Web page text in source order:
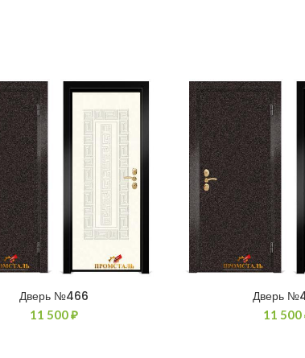
Дверь №466
11 500₽
Дверь
11 500